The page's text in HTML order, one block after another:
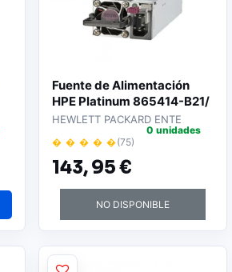
Fuente de Alimentación
HPE Platinum 865414-B21/
800W
HEWLETT PACKARD ENTE
� � � � �(75)
143,95 €
0 unidades
NO DISPONIBLE